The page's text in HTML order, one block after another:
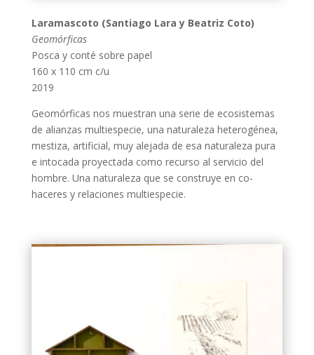
Laramascoto (Santiago Lara y Beatriz Coto)
Geomórficas
Posca y conté sobre papel
160 x 110 cm c/u
2019
Geomórficas nos muestran una serie de ecosistemas
de alianzas multiespecie, una naturaleza heterogénea,
mestiza, artificial, muy alejada de esa naturaleza pura
e intocada proyectada como recurso al servicio del
hombre. Una naturaleza que se construye en co-
haceres y relaciones multiespecie.